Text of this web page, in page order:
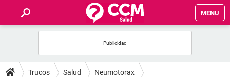
MENU
FOROS
Trucos Salud Neumotorax